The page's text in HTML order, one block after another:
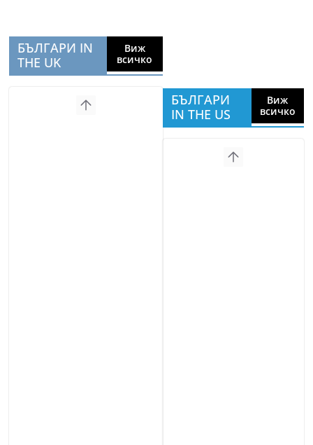
БЪЛГАРИ IN
THE UK
Виж
всичко
БЪЛГАРИ
IN THE US
Виж
всичко